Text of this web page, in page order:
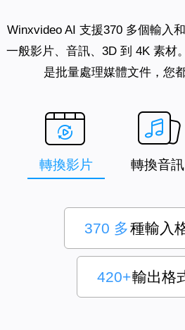
Winxvideo AI 支援370 多個輸入
一般影片、音訊、3D 到 4K 素材
是批量處理媒體文件，您
轉換影片 轉換音訊
370 多種輸入
420+輸出格